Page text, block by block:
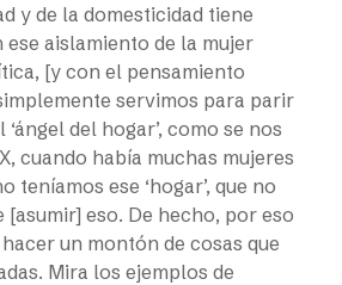
y de la domesticidad tiene
ese aislamiento de la mujer
[y con el pensamiento
servimos para parir
del hogar’, como se nos
cuando había muchas mujeres
teníamos ese ‘hogar’, que no
[asumir] eso. De hecho, por eso
un montón de cosas que
Mira los ejemplos de